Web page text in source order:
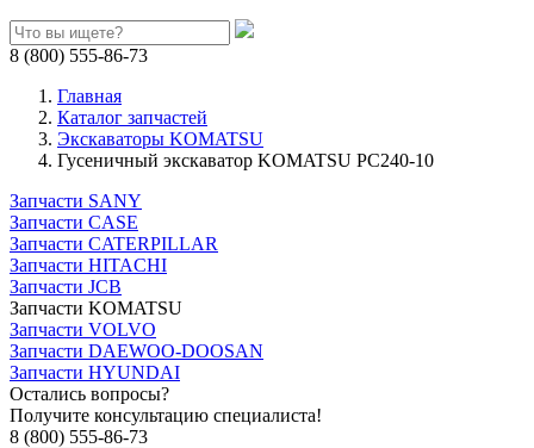
8 (800) 555-86-73
Главная
Каталог запчастей
Экскаваторы KOMATSU
Гусеничный экскаватор KOMATSU PC240-10
Запчасти SANY
Запчасти CASE
Запчасти CATERPILLAR
Запчасти HITACHI
Запчасти JCB
Запчасти KOMATSU
Запчасти VOLVO
Запчасти DAEWOO-DOOSAN
Запчасти HYUNDAI
Остались вопросы?
Получите консультацию специалиста!
8 (800) 555-86-73